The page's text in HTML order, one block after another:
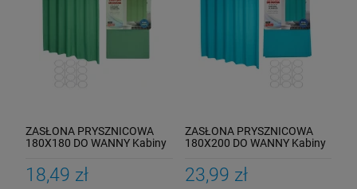
ZASŁONA PRYSZNICOWA
180X180 DO WANNY Kabiny
ZIELONA
18,49 zł
ZASŁONA PRYSZNICOWA
180X200 DO WANNY Kabiny
MORSKI
23,99 zł